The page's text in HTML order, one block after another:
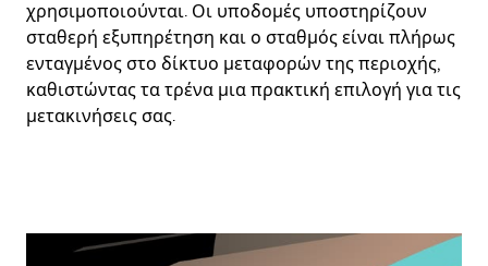
χρησιμοποιούνται. Οι υποδομές υποστηρίζουν
σταθερή εξυπηρέτηση και ο σταθμός είναι πλήρως
ενταγμένος στο δίκτυο μεταφορών της περιοχής,
καθιστώντας τα τρένα μια πρακτική επιλογή για τις
μετακινήσεις σας.